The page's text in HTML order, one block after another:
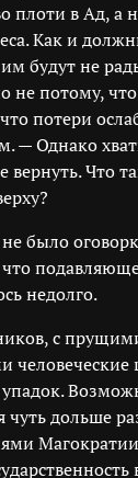
плоти в Ад, а
Как и
будут не
не потому,
потери
— Однако
вернуть. Что
было
недолго.
с
человеческие
чуть дольше